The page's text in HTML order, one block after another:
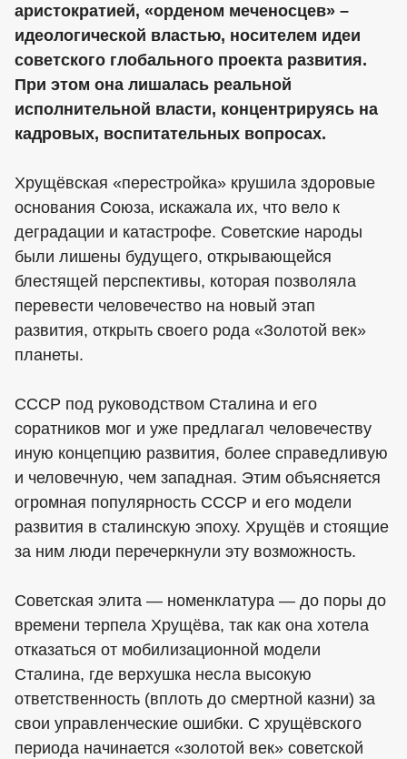
аристократией, «орденом меченосцев» –
идеологической властью, носителем идеи
советского глобального проекта развития.
При этом она лишалась реальной
исполнительной власти, концентрируясь на
кадровых, воспитательных вопросах.
Хрущёвская «перестройка» крушила здоровые
основания Союза, искажала их, что вело к
деградации и катастрофе. Советские народы
были лишены будущего, открывающейся
блестящей перспективы, которая позволяла
перевести человечество на новый этап
развития, открыть своего рода «Золотой век»
планеты.
СССР под руководством Сталина и его
соратников мог и уже предлагал человечеству
иную концепцию развития, более справедливую
и человечную, чем западная. Этим объясняется
огромная популярность СССР и его модели
развития в сталинскую эпоху. Хрущёв и стоящие
за ним люди перечеркнули эту возможность.
Советская элита — номенклатура — до поры до
времени терпела Хрущёва, так как она хотела
отказаться от мобилизационной модели
Сталина, где верхушка несла высокую
ответственность (вплоть до смертной казни) за
свои управленческие ошибки. С хрущёвского
периода начинается «золотой век» советской